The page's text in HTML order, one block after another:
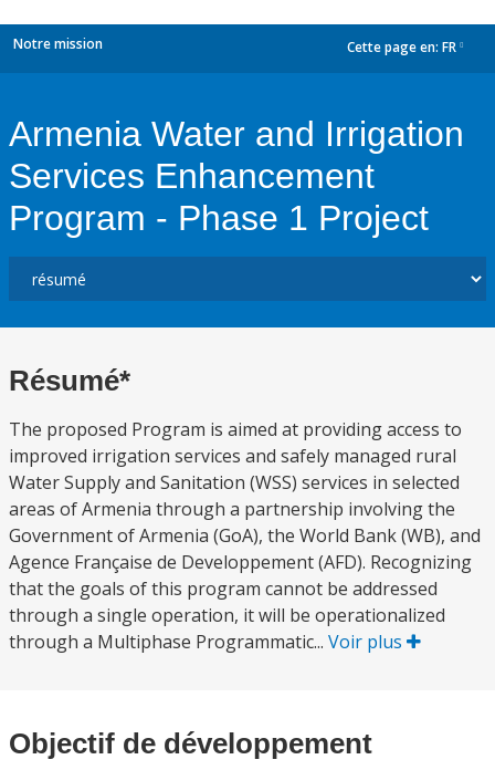
Notre mission Cette page en: FR
Armenia Water and Irrigation
Services Enhancement
Program - Phase 1 Project
Résumé*
The proposed Program is aimed at providing access to
improved irrigation services and safely managed rural
Water Supply and Sanitation (WSS) services in selected
areas of Armenia through a partnership involving the
Government of Armenia (GoA), the World Bank (WB), and
Agence Française de Developpement (AFD). Recognizing
that the goals of this program cannot be addressed
through a single operation, it will be operationalized
through a Multiphase Programmatic... Voir plus
Objectif de développement